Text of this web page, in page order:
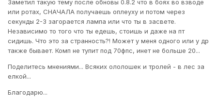
Заметил такую тему после обновы 0.8.2 что в боях во взводе
или ротах, СНАЧАЛА получаешь оплеуху и потом через
секунды 2-3 загорается лампа или что ты в засвете.
Независимо то того что ты едешь, стоишь и даже на пт
сидишь. Что это за странность?! Может у меня одного или у др
также бывает. Комп не тупит под 70фпс, инет не больше 20...
Поделитесь мнениями... Всяких ололошек и тролей - в лес за
елкой...
Благодарю...